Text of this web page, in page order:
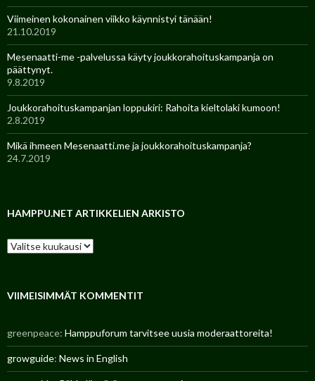
Viimeinen kokonainen viikko käynnistyi tänään!
21.10.2019
Mesenaatti-me -palvelussa käyty joukkorahoituskampanja on
päättynyt.
9.8.2019
Joukkorahoituskampanjan loppukiri: Rahoita kieltolaki kumoon!
2.8.2019
Mikä ihmeen Mesenaatti.me ja joukkorahoituskampanja?
24.7.2019
HAMPPU.NET ARTIKKELIEN ARKISTO
H
a
p
n
e
t
a
VIIMEISIMMÄT KOMMENTIT
greenpeace: Hamppuforum tarvitsee uusia moderaattoreita!
growguide: News in English